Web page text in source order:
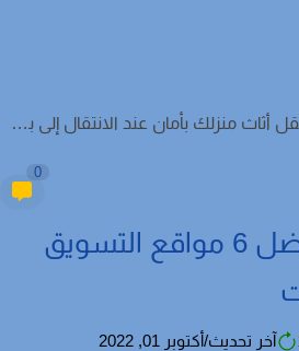
كيف تنقل أثاث منزلك بأمان عند الانتقال إلى بيت جديد؟
ربح المال من أفضل 6 مواقع التسويق
آخر تحديث/أكتوبر 01, 2022